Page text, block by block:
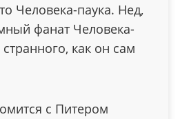
Человека-паука. Нед,
фанат Человека-
как он сам
с Питером